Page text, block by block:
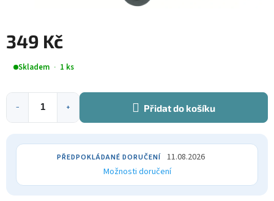
349 Kč
Měrná
cena:
Skladem 1 ks
+
− Přidat do košíku
11.08.2026
Možnosti doručení